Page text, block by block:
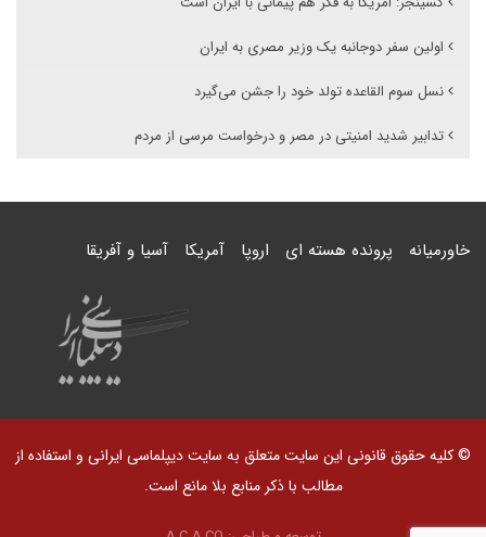
اولین سفر دوجانبه یک وزیر مصری به ایران
نسل سوم القاعده تولد خود را جشن می‌گیرد
تدابیر شدید امنیتی در مصر و درخواست مرسی از مردم
خاورمیانه پرونده هسته ای اروپا آمریکا آسیا و آفریقا
© کلیه حقوق قانونی این سایت متعلق به سایت دیپلماسی ایرانی و استفاده از
مطالب با ذکر منابع بلا مانع است.